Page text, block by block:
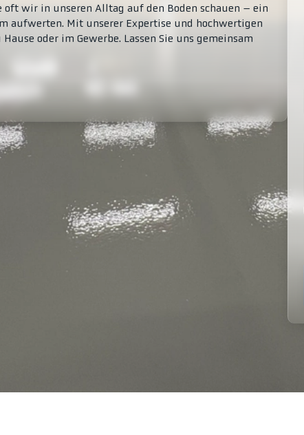
oft wir in unseren Alltag auf den Boden schauen – ein
aufwerten. Mit unserer Expertise und hochwertigen
oder im Gewerbe. Lassen Sie uns gemeinsam